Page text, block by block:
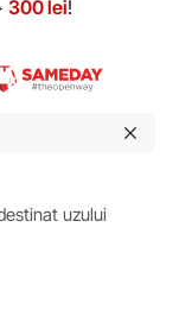
300 lei!
uzului